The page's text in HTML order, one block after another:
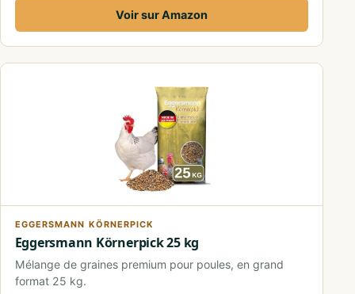
Voir sur Amazon
EGGERSMANN KÖRNERPICK
Eggersmann Körnerpick 25 kg
Mélange de graines premium pour poules, en grand
format 25 kg.